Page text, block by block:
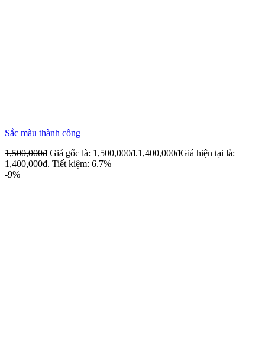
Sắc màu thành công
1,500,000₫ Giá gốc là: 1,500,000₫.1,400,000₫Giá hiện tại là:
1,400,000₫. Tiết kiệm: 6.7%
-9%